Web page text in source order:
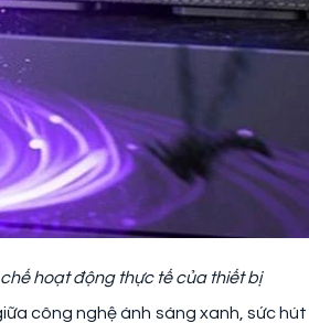
hoạt động thực tế của thiết bị
công nghệ ánh sáng xanh, sức hút